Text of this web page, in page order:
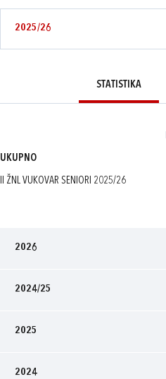
2025/26
STATISTIKA
UKUPNO
II ŽNL VUKOVAR SENIORI 2025/26
2026
2024/25
2025
2024